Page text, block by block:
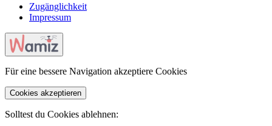
Zugänglichkeit
Impressum
Für eine bessere Navigation akzeptiere Cookies
Cookies akzeptieren
Solltest du Cookies ablehnen: